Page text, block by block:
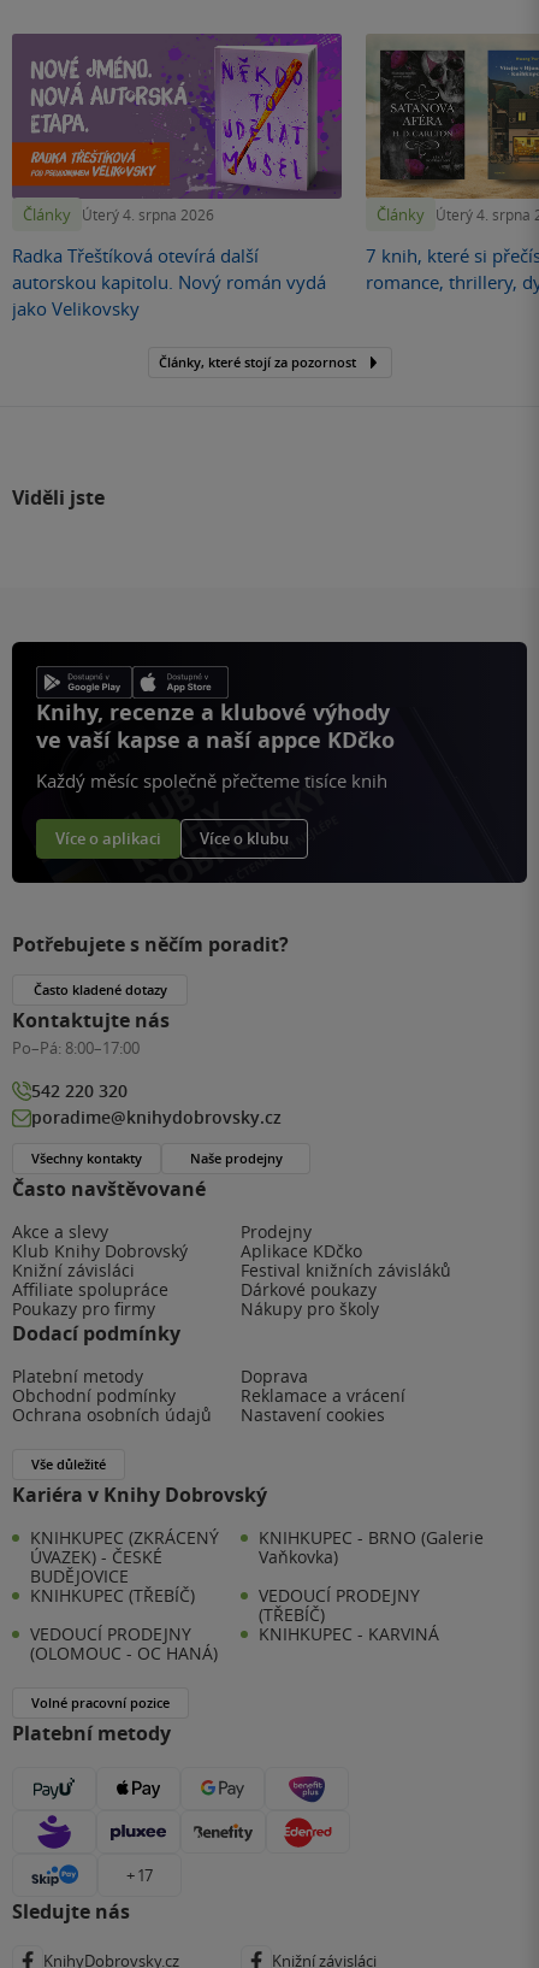
Články Úterý 4. srpna 2026
Radka Třeštíková otevírá další
autorskou kapitolu. Nový román vydá
jako Velikovsky
Články Úterý 4. srpna
7 knih, které si
romance, thrillery,
Články, které stojí za pozornost
Viděli jste
Knihy, recenze a klubové výhody
ve vaší kapse a naší appce KDčko
Každý měsíc společně přečteme tisíce knih
Více o aplikaci Více o klubu
Často navštěvované
Akce a slevy
Prodejny
Klub Knihy Dobrovský
Aplikace KDčko
Knižní závisláci
Festival knižních závisláků
Affiliate spolupráce
Dárkové poukazy
Poukazy pro firmy
Nákupy pro školy
Dodací podmínky
Platební metody
Doprava
Obchodní podmínky
Reklamace a vrácení
Ochrana osobních údajů
Nastavení cookies
Vše důležité
Kariéra v Knihy Dobrovský
KNIHKUPEC (ZKRÁCENÝ
ÚVAZEK) - ČESKÉ
BUDĚJOVICE
KNIHKUPEC - BRNO (Galerie
Vaňkovka)
KNIHKUPEC (TŘEBÍČ)
VEDOUCÍ PRODEJNY
(TŘEBÍČ)
VEDOUCÍ PRODEJNY
(OLOMOUC - OC HANÁ)
KNIHKUPEC - KARVINÁ
Volné pracovní pozice
Platební metody
+ 17
Sledujte nás
KnihyDobrovsky.cz Knižní závisláci
Potřebujete s něčím poradit?
Často kladené dotazy
Kontaktujte nás
Po–Pá: 8:00–17:00
542 220 320
poradime@knihydobrovsky.cz
Všechny kontakty Naše prodejny